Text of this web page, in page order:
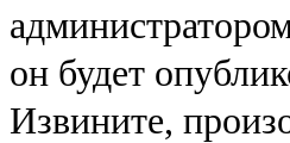
он будет
Извините,